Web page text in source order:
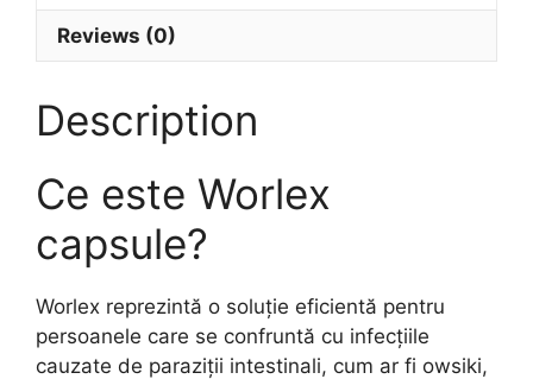
Reviews (0)
Description
Ce este Worlex
capsule?
Worlex reprezintă o soluție eficientă pentru
persoanele care se confruntă cu infecțiile
cauzate de paraziții intestinali, cum ar fi owsiki,